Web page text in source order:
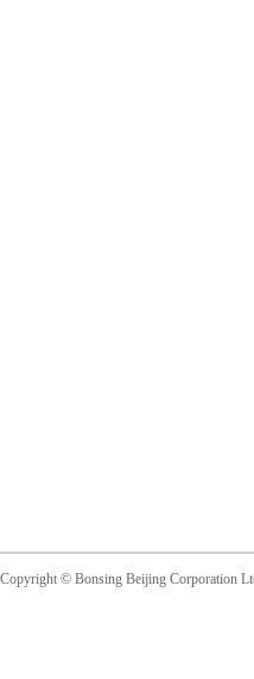
Copyright © Bonsing Beijing Corporation